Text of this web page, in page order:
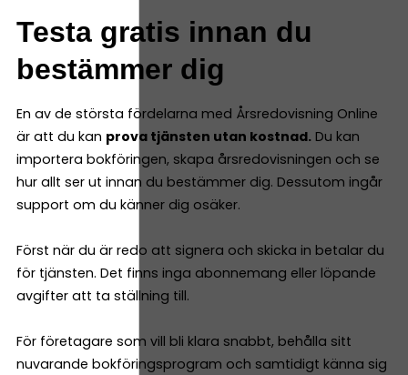
Testa gratis innan du
bestämmer dig
En av de största fördelarna med Årsredovisning Online
är att du kan prova tjänsten utan kostnad. Du kan
importera bokföringen, skapa årsredovisningen och se
hur allt ser ut innan du bestämmer dig. Dessutom ingår
support om du känner dig osäker.
Först när du är redo att signera och skicka in betalar du
för tjänsten. Det finns inga abonnemang eller löpande
avgifter att ta ställning till.
För företagare som vill bli klara snabbt, behålla sitt
nuvarande bokföringsprogram och samtidigt känna sig